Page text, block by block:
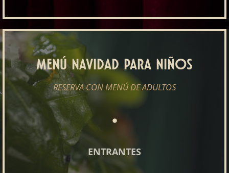
MENÚ NAVIDAD PARA NIÑOS
RESERVA CON MENÚ DE ADULTOS
ENTRANTES